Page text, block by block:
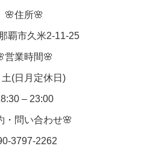
🌸住所🌸
覇市久米2-11-25
営業時間🌸
土(日月定休日)
– 23:00
・問い合わせ🌸
3797-2262